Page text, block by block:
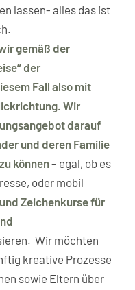
lassen- alles das ist
gemäß der
der
Fall also mit
Wir
darauf
und deren Familie
können– egal, ob es
oder mobil
Zeichenkurse für
Wir möchten
kreative Prozesse
sowie Eltern über